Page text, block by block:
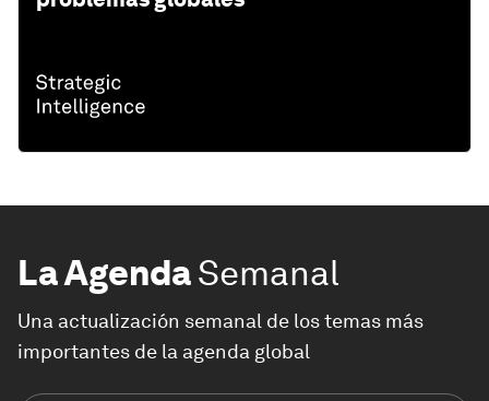
La AgendaSemanal
Una actualización semanal de los temas más
importantes de la agenda global